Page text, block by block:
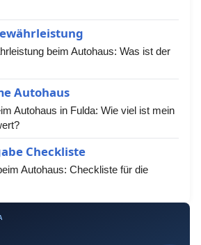
beim Autohaus: Was ist der
Autohaus
Autohaus in Fulda: Wie viel ist mein
Checkliste
Autohaus: Checkliste für die